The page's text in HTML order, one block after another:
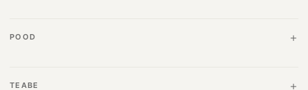
POOD
TEABE